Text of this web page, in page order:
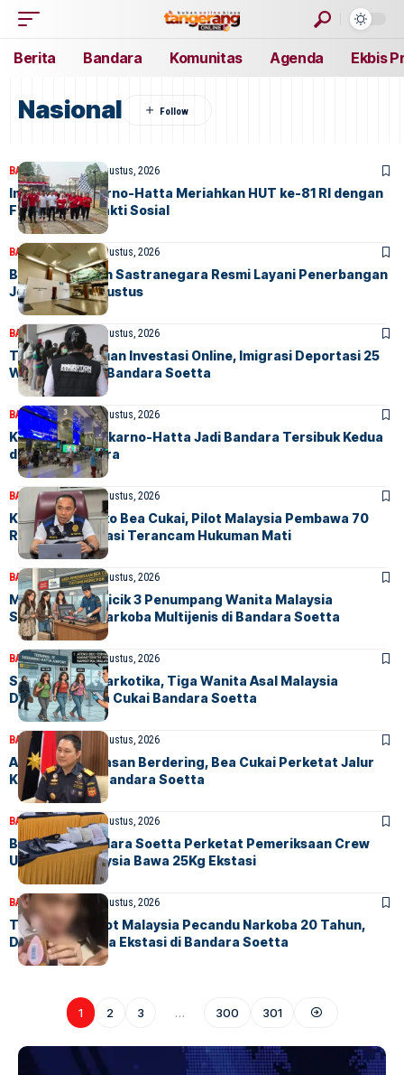
Berita Bandara Komunitas Agenda Ekbis
Nasional
BANDARA BERITA8 Agustus, 2026
Imigrasi Soekarno-Hatta Meriahkan HUT ke-81 RI dengan
Funwalk dan Bakti Sosial
BANDARA BERITA7 Agustus, 2026
Bandara Husein Sastranegara Resmi Layani Penerbangan
Jet Mulai 14 Agustus
BANDARABERITA 7 Agustus, 2026
Terlibat Penipuan Investasi Online, Imigrasi Deportasi 25
WN Vietnam di Bandara Soetta
BANDARABERITA7 Agustus, 2026
Kian Sibuk, Soekarno-Hatta Jadi Bandara Tersibuk Kedua
di Asia Tenggara
BANDARABERITA6 Agustus, 2026
Kena Peta Risiko Bea Cukai, Pilot Malaysia Pembawa 70
Ribu Butir Ekstasi Terancam Hukuman Mati
BANDARABERITA6 Agustus, 2026
Menguak Trik Licik 3 Penumpang Wanita Malaysia
Selundupkan Narkoba Multijenis di Bandara Soetta
BANDARABERITA5 Agustus, 2026
Selundupkan Narkotika, Tiga Wanita Asal Malaysia
Diamankan Bea Cukai Bandara Soetta
BANDARA BERITA 4 Agustus, 2026
Alarm Pengawasan Berdering, Bea Cukai Perketat Jalur
Khusus Kru di Bandara Soetta
BANDARABERITA3 Agustus, 2026
Bea Cukai Bandara Soetta Perketat Pemeriksaan Crew
Usai Pilot Malaysia Bawa 25Kg Ekstasi
BANDARABERITA 3 Agustus, 2026
Terungkap! Pilot Malaysia Pecandu Narkoba 20 Tahun,
Ditangkap Bawa Ekstasi di Bandara Soetta
1 2 3 … 300 301